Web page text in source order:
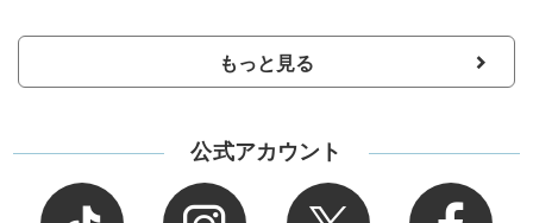
もっと見る
公式アカウント